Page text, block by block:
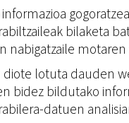
bilaketa
lotuta dauden
bidez bildutako
datuen